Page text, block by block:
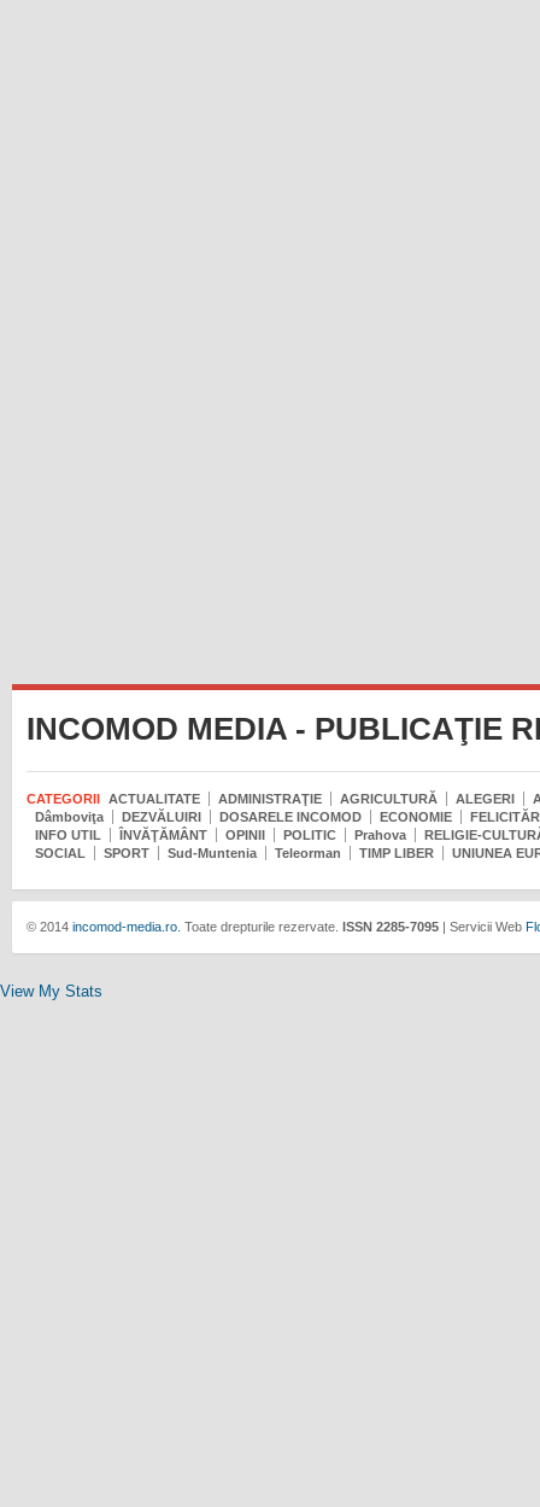
INCOMOD MEDIA - PUBLICAŢIE
CATEGORII ACTUALITATE ADMINISTRAŢIE AGRICULTURĂ ALEGERI
Dâmboviţa
DEZVĂLUIRI DOSARELE INCOMOD ECONOMIE
INFO UTIL
ÎNVĂŢĂMÂNT OPINII POLITIC Prahova
RELIGIE-
SOCIAL
SPORT Sud-Muntenia Teleorman TIMP LIBER UNIUNEA
© 2014incomod-media.ro. Toate drepturile rezervate. ISSN 2285-7095| Servicii Web
View My Stats